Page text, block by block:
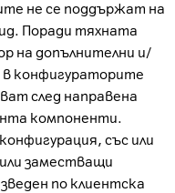
не се поддържат на
Поради тяхната
на допълнителни и/
конфигураторите
след направена
компоненти.
със или
заместващи
по клиентска